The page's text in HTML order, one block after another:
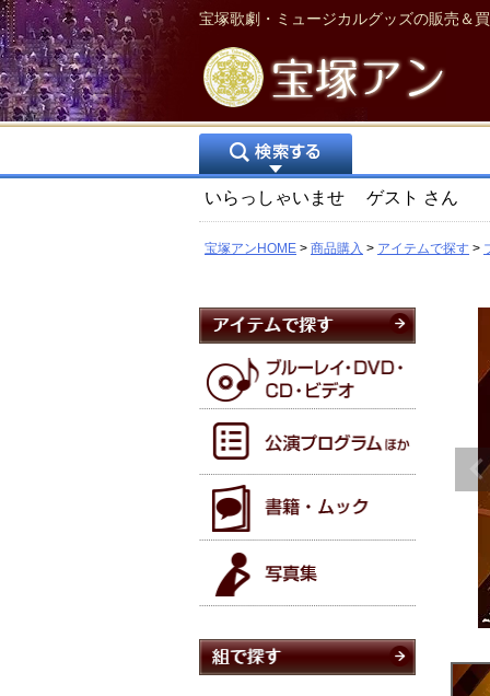
宝塚歌劇・ミュージカルグッズの販売＆
いらっしゃいませ ゲスト さん
宝塚アンHOME 商品購入 アイテムで探す